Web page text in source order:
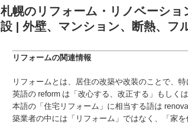
札幌のリフォーム・リノベーショ
設 | 外壁、マンション、断熱、フ
リフォームの関連情報
リフォームとは、居住の改築や改装のことで、
英語の reform は「改心する、改正する」もしく
本語の「住宅リフォーム」に相当する語は
築業者の中には「リフォーム」ではなく、「家